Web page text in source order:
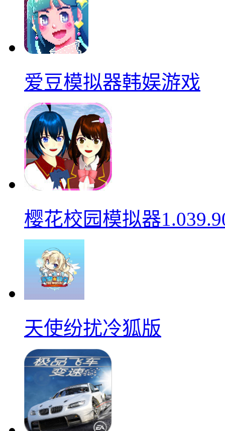
爱豆模拟器韩娱游戏
樱花校园模拟器
天使纷扰冷狐版